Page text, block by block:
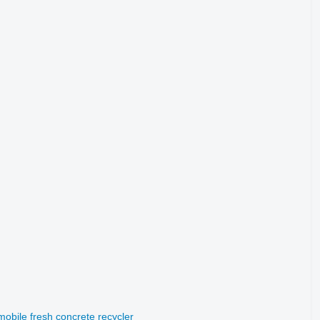
fresh concrete recycler